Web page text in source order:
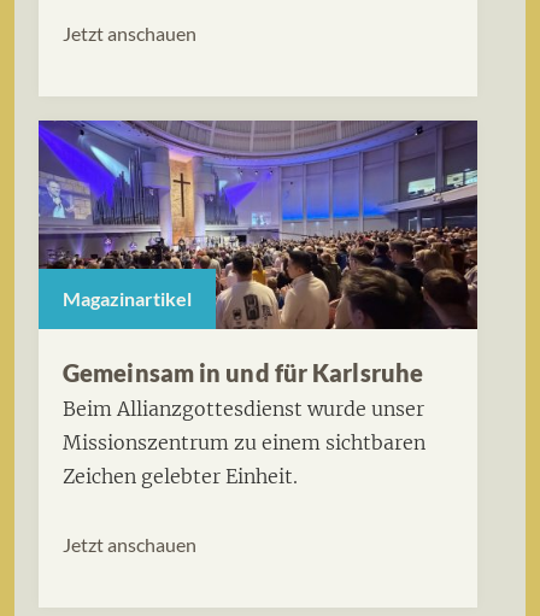
Jetzt anschauen
Magazinartikel
Gemeinsam in und für Karlsruhe
Beim Allianzgottesdienst wurde unser
Missionszentrum zu einem sichtbaren
Zeichen gelebter Einheit.
Jetzt anschauen